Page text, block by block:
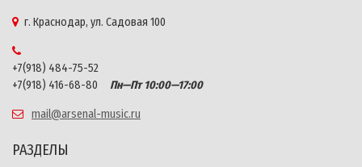
г. Краснодар, ул. Садовая 100
+7(918) 484-75-52
+7(918) 416-68-80
Пн—Пт 10:00—17:00
mail@arsenal-music.ru
РАЗДЕЛЫ